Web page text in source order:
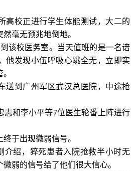
高校正进行学生体能测试，大二的
毫无预兆地倒地。
该校医务室。当天值班的是一名谙
他发现小伍呼吸心跳全无，立即实
送到广州军区武汉总医院，中途抢
志和李小平等7位医生轮番上阵进行
于出现微弱信号。
介绍，猝死患者入院抢救半小时无
弱的信号给了他们很大信心。